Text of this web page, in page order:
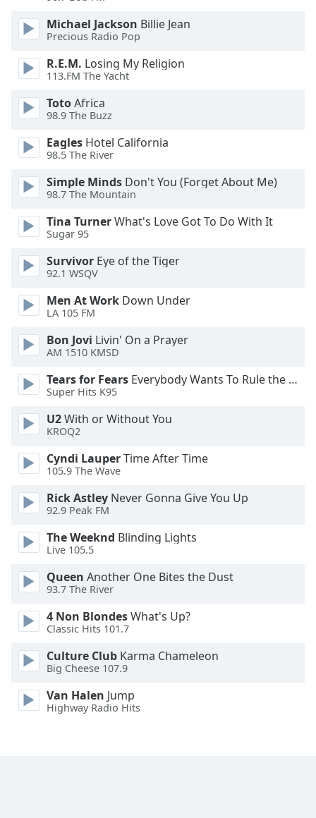
dialog
Escape
cancel
window.
Background
Color
Opacity
Caption
Area
Background
Style
Font
Family
Reset
Michael Jackson Billie Jean
Precious Radio Pop
R.E.M. Losing My Religion
113.FM The Yacht
TotoAfrica
98.9 The Buzz
Eagles Hotel California
98.5 The River
Simple Minds Don't You (Forget About Me)
98.7 The Mountain
Tina TurnerWhat's Love Got To Do With It
Sugar 95
Survivor Eye of the Tiger
92.1 WSQV
Men At Work Down Under
LA 105 FM
Bon Jovi Livin' On a Prayer
AM 1510 KMSD
Tears for Fears Everybody Wants To Rule the World
Super Hits K95
U2With or Without You
KROQ2
Cyndi LauperTime After Time
105.9 The Wave
Rick Astley Never Gonna Give You Up
92.9 Peak FM
The Weeknd Blinding Lights
Live 105.5
Queen Another One Bites the Dust
93.7 The River
4 Non BlondesWhat's Up?
Classic Hits 101.7
Culture Club Karma Chameleon
Big Cheese 107.9
Van Halen Jump
Highway Radio Hits